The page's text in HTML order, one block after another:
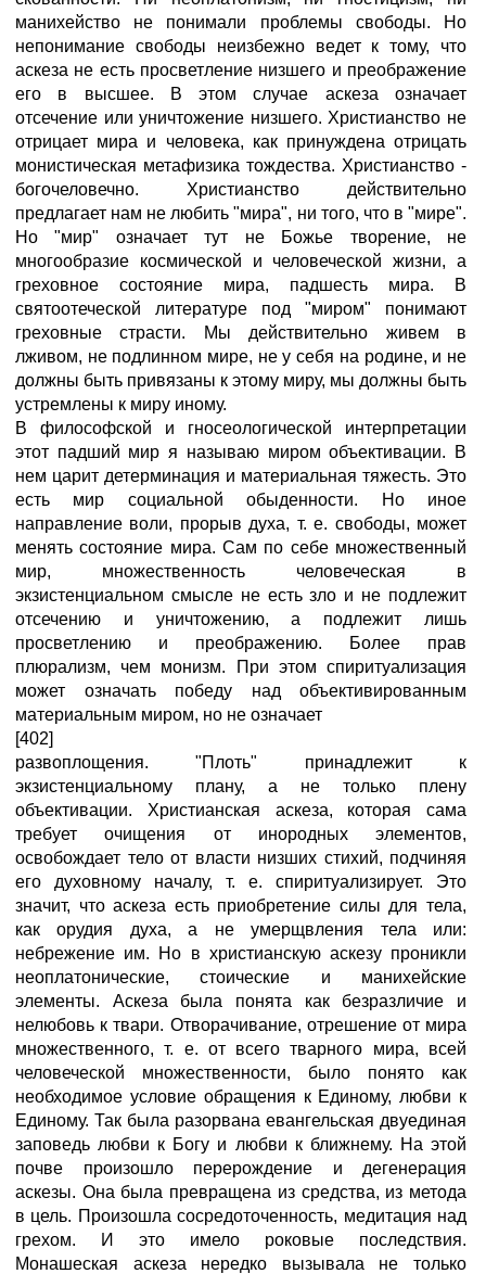
манихейство не понимали проблемы свободы. Но
непонимание свободы неизбежно ведет к тому, что
аскеза не есть просветление низшего и преображение
его в высшее. В этом случае аскеза означает
отсечение или уничтожение низшего. Христианство не
отрицает мира и человека, как принуждена отрицать
монистическая метафизика тождества. Христианство -
богочеловечно. Христианство действительно
предлагает нам не любить "мира", ни того, что в "мире".
Но "мир" означает тут не Божье творение, не
многообразие космической и человеческой жизни, а
греховное состояние мира, падшесть мира. В
святоотеческой литературе под "миром" понимают
греховные страсти. Мы действительно живем в
лживом, не подлинном мире, не у себя на родине, и не
должны быть привязаны к этому миру, мы должны быть
устремлены к миру иному.
В философской и гносеологической интерпретации
этот падший мир я называю миром объективации. В
нем царит детерминация и материальная тяжесть. Это
есть мир социальной обыденности. Но иное
направление воли, прорыв духа, т. е. свободы, может
менять состояние мира. Сам по себе множественный
мир, множественность человеческая в
экзистенциальном смысле не есть зло и не подлежит
отсечению и уничтожению, а подлежит лишь
просветлению и преображению. Более прав
плюрализм, чем монизм. При этом спиритуализация
может означать победу над объективированным
материальным миром, но не означает
[402]
развоплощения. "Плоть" принадлежит к
экзистенциальному плану, а не только плену
объективации. Христианская аскеза, которая сама
требует очищения от инородных элементов,
освобождает тело от власти низших стихий, подчиняя
его духовному началу, т. е. спиритуализирует. Это
значит, что аскеза есть приобретение силы для тела,
как орудия духа, а не умерщвления тела или:
небрежение им. Но в христианскую аскезу проникли
неоплатонические, стоические и манихейские
элементы. Аскеза была понята как безразличие и
нелюбовь к твари. Отворачивание, отрешение от мира
множественного, т. е. от всего тварного мира, всей
человеческой множественности, было понято как
необходимое условие обращения к Единому, любви к
Единому. Так была разорвана евангельская двуединая
заповедь любви к Богу и любви к ближнему. На этой
почве произошло перерождение и дегенерация
аскезы. Она была превращена из средства, из метода
в цель. Произошла сосредоточенность, медитация над
грехом. И это имело роковые последствия.
Монашеская аскеза нередко вызывала не только